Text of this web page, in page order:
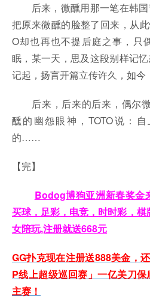
后来，微醺用那一笔在韩国
把原来微醺的脸整了回来，从
O却也再也不提后庭之事，只
眠，某一天，思及这段别样记
记起，扬言开篇立传许久，如今
后来，后来的后来，偶尔微
醺的幽怨眼神，TOTO说：
的……
【完】
Bodog博狗亚洲新春奖金
买球，足彩，电竞，时时彩，
女陪玩,注册就送668元
GG扑克现在注册送888美金，
P线上超级巡回赛」一亿美刀
主赛！